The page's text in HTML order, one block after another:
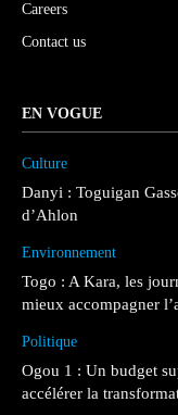
Careers
Contact us
EN VOGUE
Culture
Danyi : Toguigan
d’Ahlon
Environnement
Togo : A Kara, les
mieux accompagner
Politique
Ogou 1 : Un budget
accélérer la